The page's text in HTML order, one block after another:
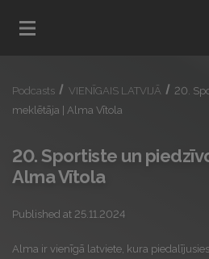
Open menu
Podcasts VIENĪGAIS LATVIJĀ
20.
meklētāja | Alma Vītola
20. Sportiste un
Alma Vītola
Published at 25.11.2024
Alma ir vienīgā latviete, kura